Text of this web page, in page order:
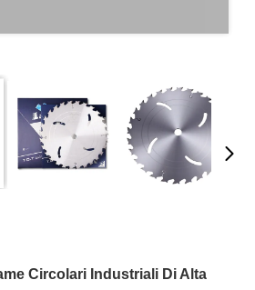
Circolari Industriali Di Alta